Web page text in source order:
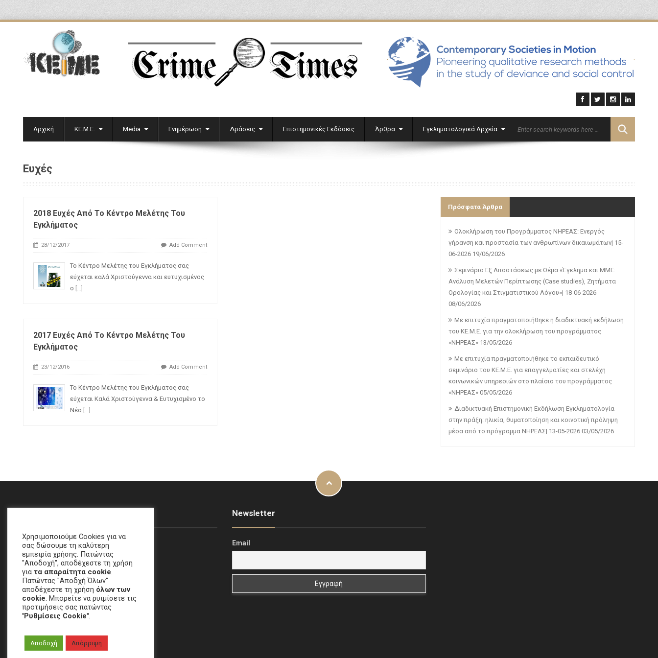
' '
Αρχική ΚΕ.Μ.Ε. Media Ενημέρωση Δράσεις Επιστημονικές Εκδόσεις Άρθρα Εγκληματολογικά Αρχεία Επικοινωνία English
Ευχές
2018 Ευχές Από Το Κέντρο Μελέτης Του
Εγκλήματος
28/12/2017 Add Comment
To Kέντρο Μελέτης του Εγκλήματος σας
εύχεται καλά Χριστούγεννα και ευτυχισμένος
ο [...]
2017 Ευχές Από Το Κέντρο Μελέτης Του
Εγκλήματος
23/12/2016 Add Comment
Το Κέντρο Μελέτης του Εγκλήματος σας
εύχεται Καλά Χριστούγεννα & Ευτυχισμένο το
Νέο [...]
Πρόσφατα Άρθρα
Ολοκλήρωση του Προγράμματος ΝΗΡΕΑΣ: Ενεργός
γήρανση και προστασία των ανθρωπίνων δικαιωμάτων| 15-
06-2026 19/06/2026
Σεμινάριο Εξ Αποστάσεως με Θέμα «Έγκλημα και ΜΜΕ:
Ανάλυση Μελετών Περίπτωσης (Case studies), Ζητήματα
Ορολογίας και Στιγματιστικού Λόγου»| 18-06-2026
08/06/2026
Με επιτυχία πραγματοποιήθηκε η διαδικτυακή εκδήλωση
του ΚΕ.Μ.Ε. για την ολοκλήρωση του προγράμματος
«ΝΗΡΕΑΣ» 13/05/2026
Με επιτυχία πραγματοποιήθηκε το εκπαιδευτικό
σεμινάριο του ΚΕ.Μ.Ε. για επαγγελματίες και στελέχη
κοινωνικών υπηρεσιών στο πλαίσιο του προγράμματος
«ΝΗΡΕΑΣ» 05/05/2026
Διαδικτυακή Επιστημονική Εκδήλωση Εγκληματολογία
στην πράξη: ηλικία, θυματοποίηση και κοινοτική πρόληψη
μέσα από το πρόγραμμα ΝΗΡΕΑΣ| 13-05-2026 03/05/2026
email:crime[at]e-keme[dot]gr
Newsletter
Email
Χρησιμοποιούμε Cookies για να
σας δώσουμε τη καλύτερη
εμπειρία χρήσης. Πατώντας
"Αποδοχή”, αποδέχεστε τη χρήση
για τα απαραίτητα cookie.
Πατώντας "Αποδχή Όλων"
αποδέχεστε τη χρήση όλων των
cookie. Μπορείτε να ρυιμίσετε τις
προτιμήσεις σας πατώντας
"Ρυθμίσεις Cookie".
Αποδοχή Απόρριψη